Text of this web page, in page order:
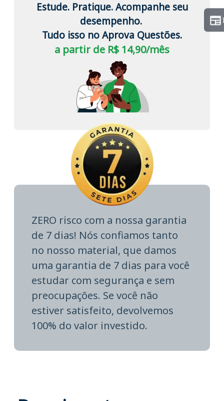
Estude. Pratique. Acompanhe seu
desempenho.
Tudo isso no Aprova Questões.
a partir de R$ 14,90/mês
ZERO risco com a nossa garantia
de 7 dias! Nós confiamos tanto
no nosso material, que damos
uma garantia de 7 dias para você
estudar com segurança e sem
preocupações. Se você não
estiver satisfeito, devolvemos
100% do valor investido.